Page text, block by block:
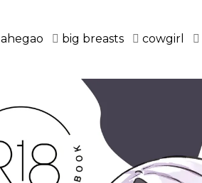
ahegao big breasts cowgirl